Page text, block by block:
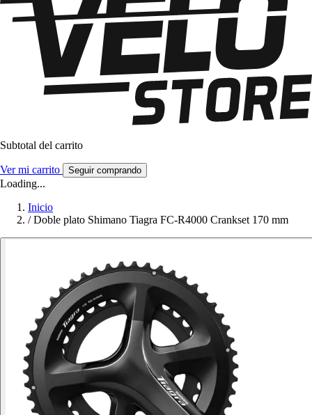
Subtotal del carrito
Ver mi carrito Seguir comprando
Loading...
Inicio
/ Doble plato Shimano Tiagra FC-R4000 Crankset 170 mm